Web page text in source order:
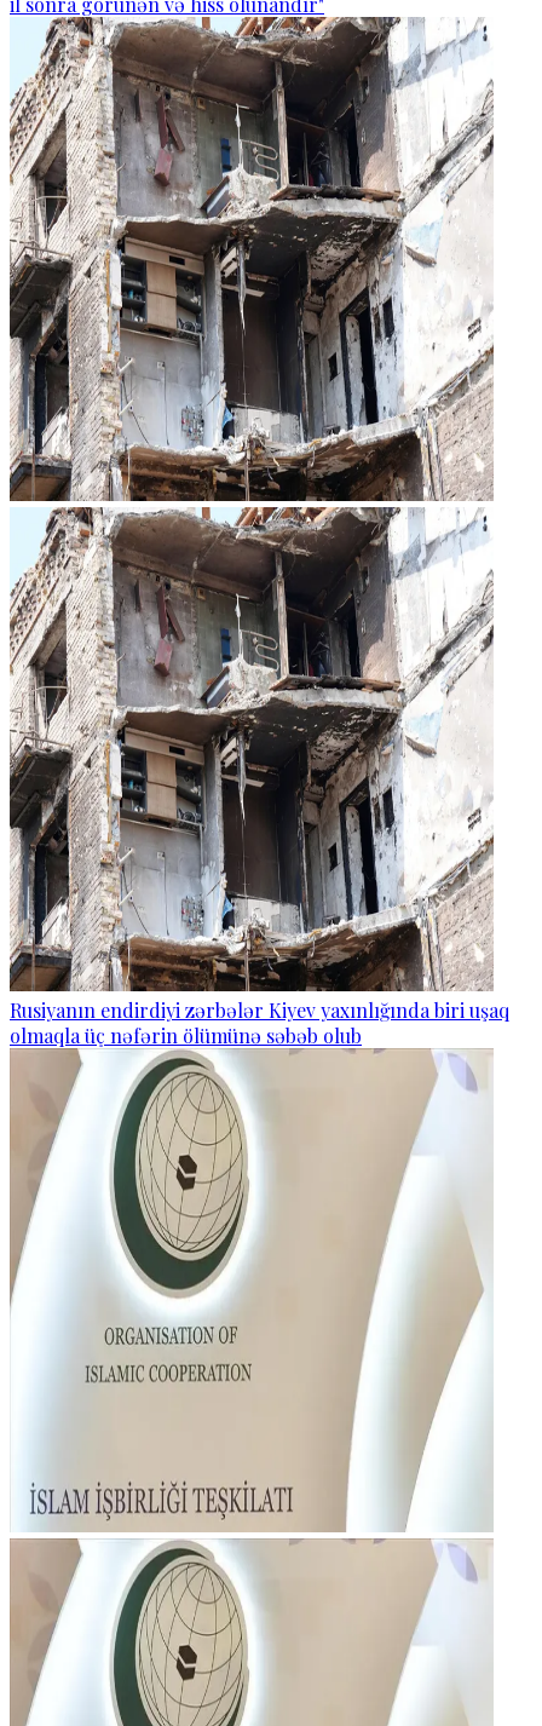
Rusiyanın endirdiyi zərbələr Kiyev yaxınlığında biri uşaq
olmaqla üç nəfərin ölümünə səbəb olub